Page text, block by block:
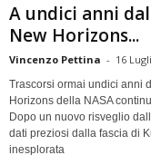
A undici anni
New Horizons...
Vincenzo Pettina - 16
Trascorsi ormai undici anni
Horizons della NASA
Dopo un nuovo risveglio
dati preziosi dalla fascia di
inesplorata